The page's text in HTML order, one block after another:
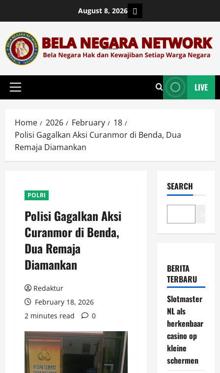
content
August 8, 2026 Login
Primary
LIVE
Home 2026 February
18
Polisi Gagalkan Aksi Curanmor di Benda, Dua
Remaja Diamankan
POLRI
Polisi Gagalkan Aksi
Curanmor di Benda,
Dua Remaja
Diamankan
Redaktur
February 18, 2026
2 minutes read
0
SEARCH
BERITA
TERBARU
Slotmaster
NL als
herkenbaar
casino op
kleine
schermen